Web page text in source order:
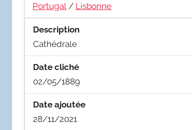
Portugal / Lisbonne
Description
Cathédrale
Date cliché
02/05/1889
Date ajoutée
28/11/2021